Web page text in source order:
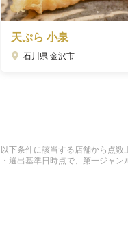
天ぷら 小泉
石川県 金沢市
以下条件に該当する店舗から点数
・選出基準日時点で、第一ジャ